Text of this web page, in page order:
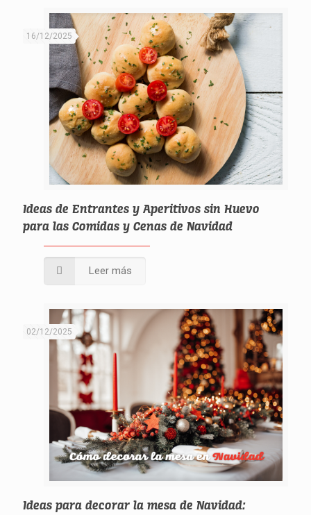
16/12/2025
Ideas de Entrantes y Aperitivos sin Huevo
para las Comidas y Cenas de Navidad
Leer más
02/12/2025
Ideas para decorar la mesa de Navidad: